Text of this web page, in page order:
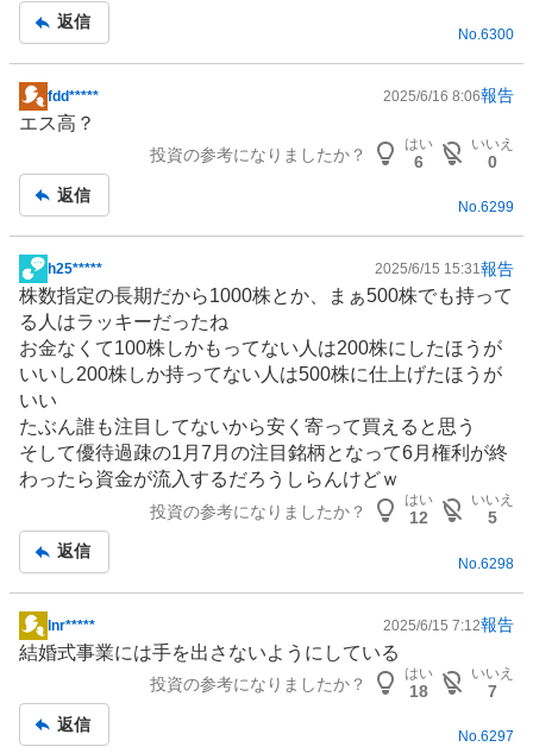
返信
No.6300
掲
示
事
fdd***** 2025/6/16 8:06報告
エス高？
投資の参考になりましたか？
はい
6
いいえ
0
返信
No.6299
掲
示
板
記
事
h25***** 2025/6/15 15:31報告
株数指定の長期だから1000株とか、まぁ500株でも持って
る人はラッキーだったね
お金なくて100株しかもってない人は200株にしたほうが
いいし200株しか持ってない人は500株に仕上げたほうが
いい
たぶん誰も注目してないから安く寄って買えると思う
そして優待過疎の1月7月の注目銘柄となって6月権利が終
わったら資金が流入するだろうしらんけどｗ
投資の参考になりましたか？
はい
12
いいえ
5
返信
No.6298
掲
示
事
lnr***** 2025/6/15 7:12報告
結婚式事業には手を出さないようにしている
投資の参考になりましたか？
はい
18
いいえ
7
返信
No.6297